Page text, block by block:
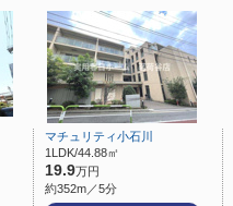
マチュリティ小石川
1LDK/44.88㎡
19.9万円
約352m／5分